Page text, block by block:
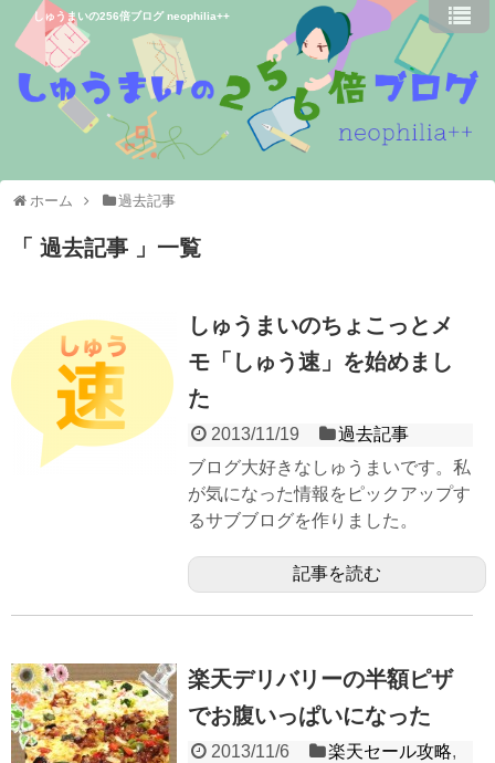
しゅうまいの256倍ブログ neophilia++
ホーム 過去記事
過去記事 一覧
しゅうまいのちょこっとメ
モ「しゅう速」を始めまし
た
2013/11/19
過去記事
ブログ大好きなしゅうまいです。私
が気になった情報をピックアップす
るサブブログを作りました。
記事を読む
楽天デリバリーの半額ピザ
でお腹いっぱいになった
2013/11/6 楽天セール攻略,